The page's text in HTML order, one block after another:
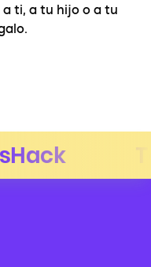
ti, a tu hijo o a tu